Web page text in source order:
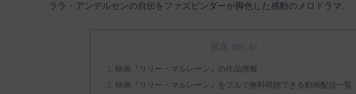
ララ・アンデルセンの自伝をファズビンダーが脚色した感動のメロドラマ。
目次
映画『リリー・マルレーン』の作品情報
映画『リリー・マルレーン』をフルで無料視聴できる動画配信一覧